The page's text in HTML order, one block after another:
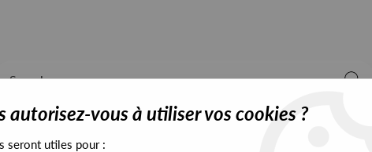
autorisez-vous à utiliser vos cookies ?
seront utiles pour :